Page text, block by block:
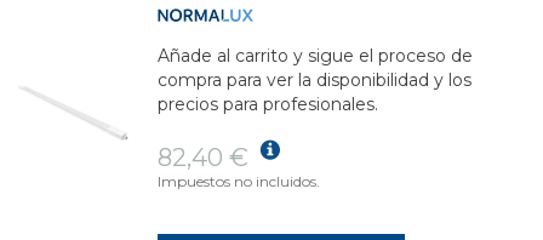
Añade al carrito y sigue el proceso de
compra para ver la disponibilidad y los
precios para profesionales.
82,40 €
Impuestos no incluidos.